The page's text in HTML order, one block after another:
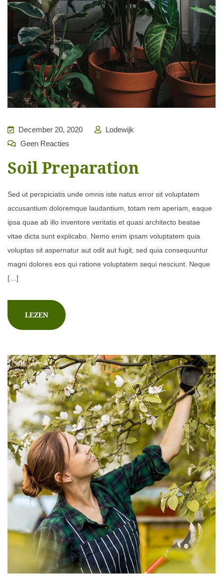
December 20, 2020
Lodewijk
Geen Reacties
Soil Preparation
Sed ut perspiciatis unde omnis iste natus error sit voluptatem
accusantium doloremque laudantium, totam rem aperiam, eaque
ipsa quae ab illo inventore veritatis et quasi architecto beatae
vitae dicta sunt explicabo. Nemo enim ipsam voluptatem quia
voluptas sit aspernatur aut odit aut fugit, sed quia consequuntur
magni dolores eos qui ratione voluptatem sequi nesciunt. Neque
[…]
LEZEN